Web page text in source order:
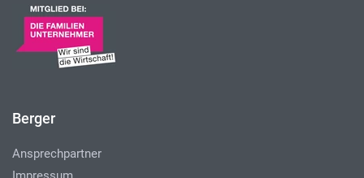
Berger
Ansprechpartner